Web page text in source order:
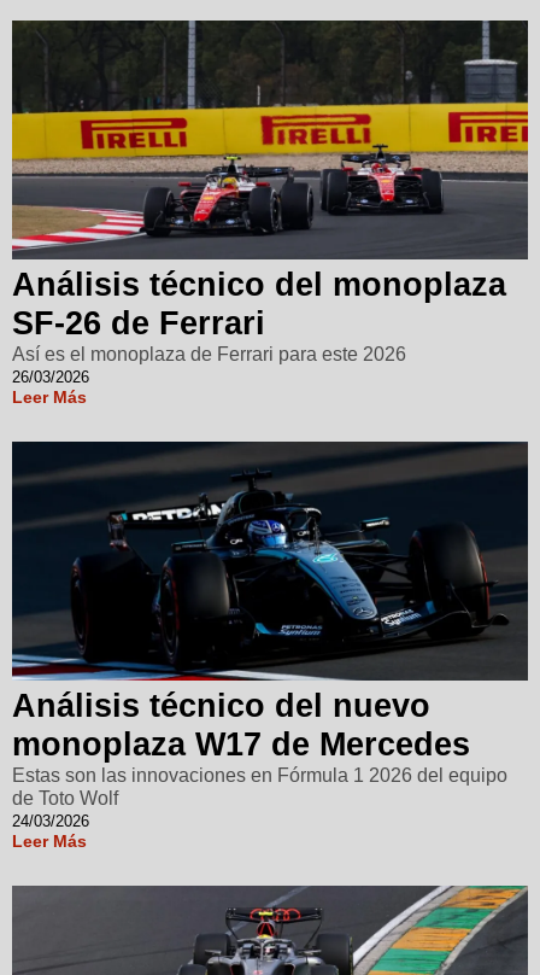
Análisis técnico del monoplaza
SF-26 de Ferrari
Así es el monoplaza de Ferrari para este 2026
26/03/2026
Leer Más
Análisis técnico del nuevo
monoplaza W17 de Mercedes
Estas son las innovaciones en Fórmula 1 2026 del equipo
de Toto Wolf
24/03/2026
Leer Más